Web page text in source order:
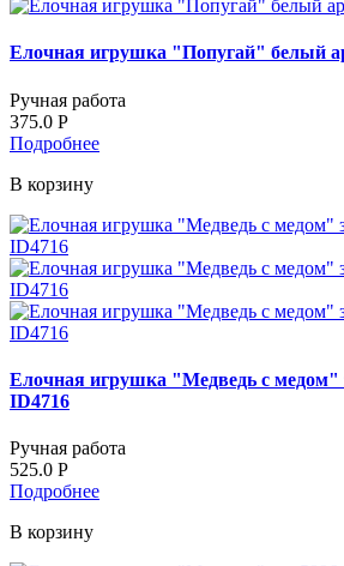
Елочная игрушка "Попугай" белый
Ручная работа
375.0 Р
Подробнее
В корзину
Елочная игрушка "Медведь с медом"
ID4716
Ручная работа
525.0 Р
Подробнее
В корзину